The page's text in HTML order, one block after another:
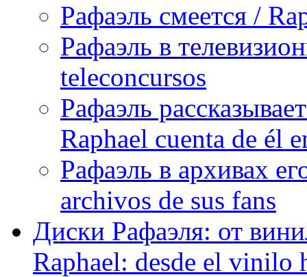
Рафаэль смеется /
Рафаэль в
teleconcursos
Рафаэль
Raphael cuenta de él
Рафаэль в архивах
archivos de sus fans
Диски Рафаэля: от
Raphael: desde el vinilo